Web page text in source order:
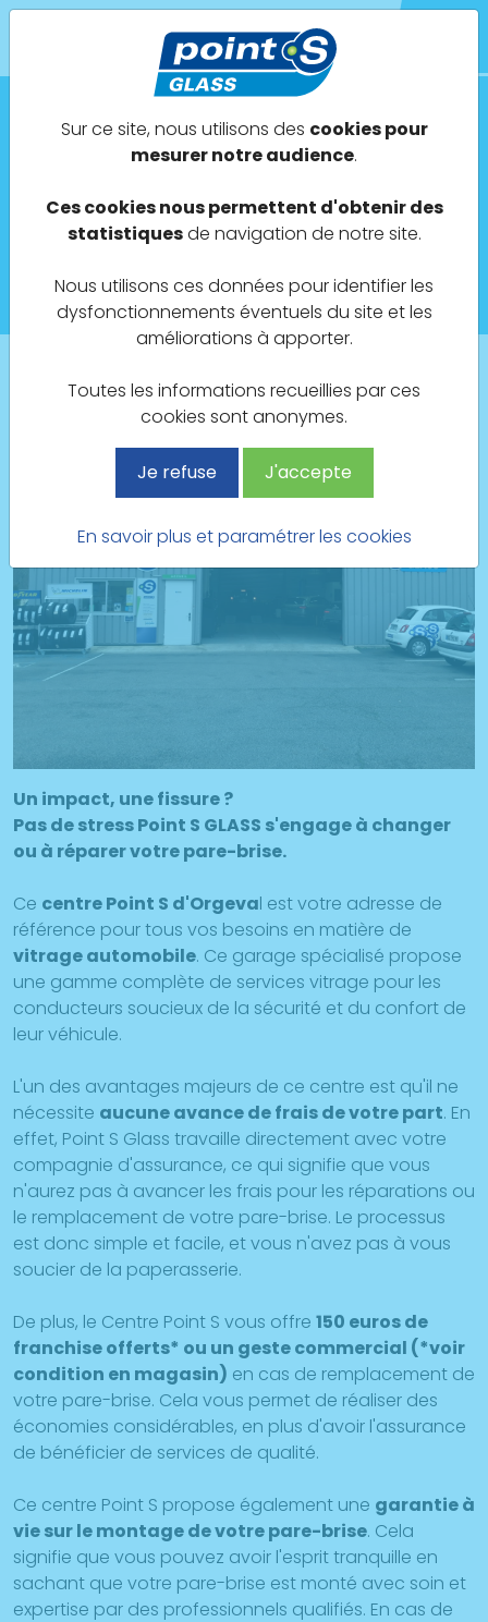
POINT S GLASS
Actualités
Février 2023
Ouverture d'un Point S GLASS à ORGEVAL (78) !
Retour à la liste des actualités
Un impact, une fissure ?
Pas de stress Point S GLASS s'engage à changer
ou à réparer votre pare-brise.
Ce centre Point S d'Orgeval est votre adresse de
référence pour tous vos besoins en matière de
vitrage automobile. Ce garage spécialisé propose
une gamme complète de services vitrage pour les
conducteurs soucieux de la sécurité et du confort de
leur véhicule.
L'un des avantages majeurs de ce centre est qu'il ne
nécessite aucune avance de frais de votre part. En
effet, Point S Glass travaille directement avec votre
compagnie d'assurance, ce qui signifie que vous
n'aurez pas à avancer les frais pour les réparations ou
le remplacement de votre pare-brise. Le processus
est donc simple et facile, et vous n'avez pas à vous
soucier de la paperasserie.
De plus, le Centre Point S vous offre 150 euros de
franchise offerts* ou un geste commercial (*voir
condition en magasin) en cas de remplacement de
votre pare-brise. Cela vous permet de réaliser des
économies considérables, en plus d'avoir l'assurance
de bénéficier de services de qualité.
Ce centre Point S propose également une garantie à
vie sur le montage de votre pare-brise. Cela
signifie que vous pouvez avoir l'esprit tranquille en
sachant que votre pare-brise est monté avec soin et
expertise par des professionnels qualifiés. En cas de
Sur ce site, nous utilisons des cookies pour
mesurer notre audience.
Ces cookies nous permettent d'obtenir des
statistiquesde navigation de notre site.
Nous utilisons ces données pour identifier les
dysfonctionnements éventuels du site et les
améliorations à apporter.
Toutes les informations recueillies par ces
cookies sont anonymes.
Je refuse J'accepte
En savoir plus et paramétrer les cookies